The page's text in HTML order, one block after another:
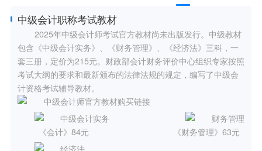
中级会计职称考试教材
2025年中级会计师考试官方教材尚未出版发行。中级教材
包含《中级会计实务》、《财务管理》、《经济法》三科，一
套三册，定价为215元。财政部会计财务评价中心组织专家按照
考试大纲的要求和最新颁布的法律法规的规定，编写了中级会
计资格考试辅导教材。
《会计》84元 《财务管理》63元